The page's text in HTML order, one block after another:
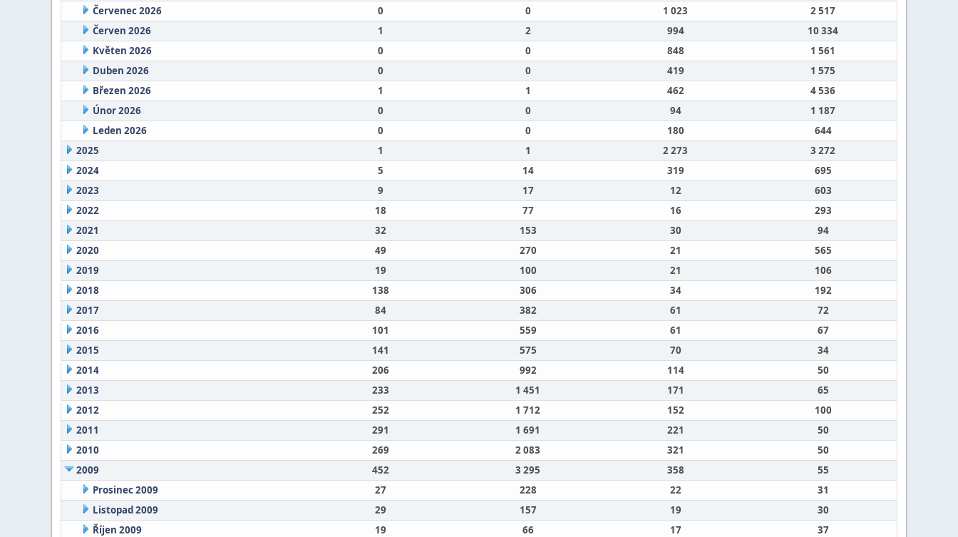
Červenec 2026
0 0 1 023
2 517
Červen 2026
1 2 994
10 334
Květen 2026
0 0 848
1 561
Duben 2026
0 0 419
1 575
Březen 2026
1 1 462
4 536
Únor 2026
0 0 94
1 187
Leden 2026
0 0 180
644
2025
1 1 2 273
3 272
2024
5 14 319
695
2023
9 17 12
603
2022
18 77 16
293
2021
32 153 30
94
2020
49 270 21
565
2019
19 100 21
106
2018
138 306 34
192
2017
84 382 61
72
2016
101 559 61
67
2015
141 575 70
34
2014
206 992 114
50
2013
233 1 451 171
65
2012
252 1 712 152
100
2011
291 1 691 221
50
2010
269 2 083 321
50
2009
452 3 295 358
55
Prosinec 2009
27 228 22
31
Listopad 2009
29 157 19
30
Říjen 2009
19 66 17
37